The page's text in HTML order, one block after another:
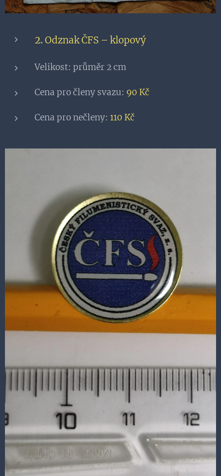
2. Odznak ČFS – klopový
Velikost: průměr 2 cm
Cena pro členy svazu: 90 Kč
Cena pro nečleny: 110 Kč